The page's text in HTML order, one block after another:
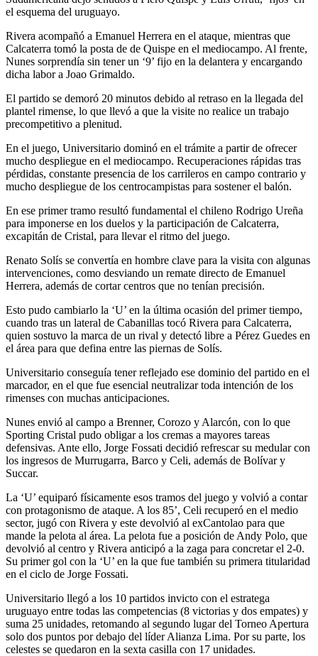
el esquema del uruguayo.
Rivera acompañó a Emanuel Herrera en el ataque, mientras que
Calcaterra tomó la posta de de Quispe en el mediocampo. Al frente,
Nunes sorprendía sin tener un ‘9’ fijo en la delantera y encargando
dicha labor a Joao Grimaldo.
El partido se demoró 20 minutos debido al retraso en la llegada del
plantel rimense, lo que llevó a que la visite no realice un trabajo
precompetitivo a plenitud.
En el juego, Universitario dominó en el trámite a partir de ofrecer
mucho despliegue en el mediocampo. Recuperaciones rápidas tras
pérdidas, constante presencia de los carrileros en campo contrario y
mucho despliegue de los centrocampistas para sostener el balón.
En ese primer tramo resultó fundamental el chileno Rodrigo Ureña
para imponerse en los duelos y la participación de Calcaterra,
excapitán de Cristal, para llevar el ritmo del juego.
Renato Solís se convertía en hombre clave para la visita con algunas
intervenciones, como desviando un remate directo de Emanuel
Herrera, además de cortar centros que no tenían precisión.
Esto pudo cambiarlo la ‘U’ en la última ocasión del primer tiempo,
cuando tras un lateral de Cabanillas tocó Rivera para Calcaterra,
quien sostuvo la marca de un rival y detectó libre a Pérez Guedes en
el área para que defina entre las piernas de Solís.
Universitario conseguía tener reflejado ese dominio del partido en el
marcador, en el que fue esencial neutralizar toda intención de los
rimenses con muchas anticipaciones.
Nunes envió al campo a Brenner, Corozo y Alarcón, con lo que
Sporting Cristal pudo obligar a los cremas a mayores tareas
defensivas. Ante ello, Jorge Fossati decidió refrescar su medular con
los ingresos de Murrugarra, Barco y Celi, además de Bolívar y
Succar.
La ‘U’ equiparó físicamente esos tramos del juego y volvió a contar
con protagonismo de ataque. A los 85’, Celi recuperó en el medio
sector, jugó con Rivera y este devolvió al exCantolao para que
mande la pelota al área. La pelota fue a posición de Andy Polo, que
devolvió al centro y Rivera anticipó a la zaga para concretar el 2-0.
Su primer gol con la ‘U’ en la que fue también su primera titularidad
en el ciclo de Jorge Fossati.
Universitario llegó a los 10 partidos invicto con el estratega
uruguayo entre todas las competencias (8 victorias y dos empates) y
suma 25 unidades, retomando al segundo lugar del Torneo Apertura
solo dos puntos por debajo del líder Alianza Lima. Por su parte, los
celestes se quedaron en la sexta casilla con 17 unidades.